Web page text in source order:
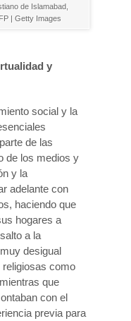
de Islamabad,
| Getty Images
y
social y la
de las
de los medios y
y la
adelante con
haciendo que
hogares a
a la
desigual
como
que
con el
previa para